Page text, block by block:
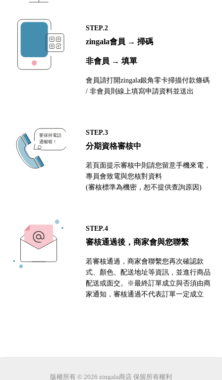
STEP.2
zingala會員 → 掃碼
非會員 → 填單
會員請打開zingala銀角零卡掃描付款條碼
/ 非會員則線上填寫申請資料並送出
STEP.3
分期資格審核中
若頁面提示審核中則請您留意手機來電，
專員會致電與您核對資料
(審核標準為機密，恕不提供查詢原因)
STEP.4
審核通過後，商家會與您聯繫
若審核通過，商家會聯繫您再次確認款
式、顏色、配送地址等資訊，並進行商品
配送或面交。※最終訂單成立與否須由商
家通知，審核通過不代表訂單一定成立
版權所有 © 2026 zingala商店 保留所有權利